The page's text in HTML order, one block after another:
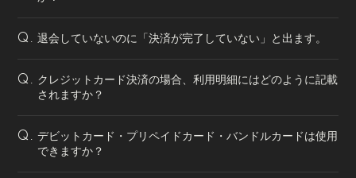
Q. 退会していないのに「決済が完了していない」と出ます。
Q. クレジットカード決済の場合、利用明細にはどのように記載
されますか？
Q. デビットカード・プリペイドカード・バンドルカードは使用
できますか？